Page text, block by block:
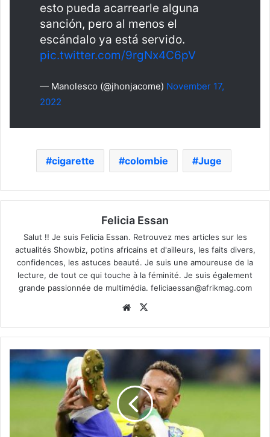
esto pueda acarrearle alguna
sanción, pero al menos el
escándalo ya está servido.
pic.twitter.com/9rgNx4C6pV
— Manolesco (@jhonjacome) November 17,
2022
cigarette colombie Juge
Felicia Essan
Salut !! Je suis Felicia Essan. Retrouvez mes articles sur les
actualités Showbiz, potins africains et d'ailleurs, les faits divers,
confidences, les astuces beauté. Je suis une amoureuse de la
lecture, de tout ce qui touche à la féminité. Je suis également
grande passionnée de multimédia. feliciaessan@afrikmag.com
Website